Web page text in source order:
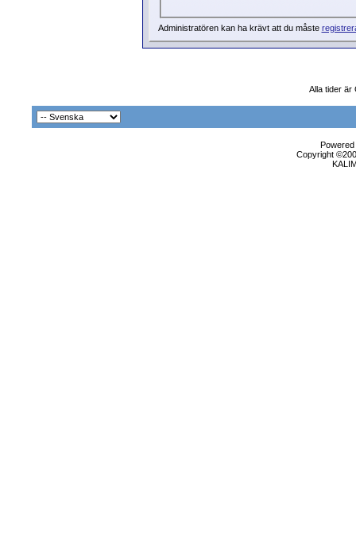
Administratören kan ha krävt att du måste
Alla tider är
Copyright